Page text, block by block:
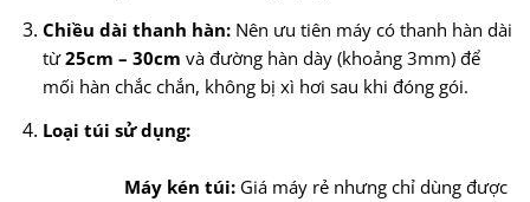
Chiều dài thanh hàn:Nên ưu tiên máy có thanh hàn dài
từ25cm – 30cm và đường hàn dày (khoảng 3mm) để
mối hàn chắc chắn, không bị xì hơi sau khi đóng gói.
Loại túi sử dụng:
Máy kén túi:Giá máy rẻ nhưng chỉ dùng được